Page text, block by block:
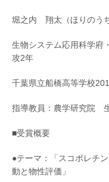
堀之内 翔太（ほりのう
生物システム応用科学府
攻2年
千葉県立船橋高等学校
指導教員：農学研究院
■受賞概要
●テーマ：「スコポレチ
動と物性評価」